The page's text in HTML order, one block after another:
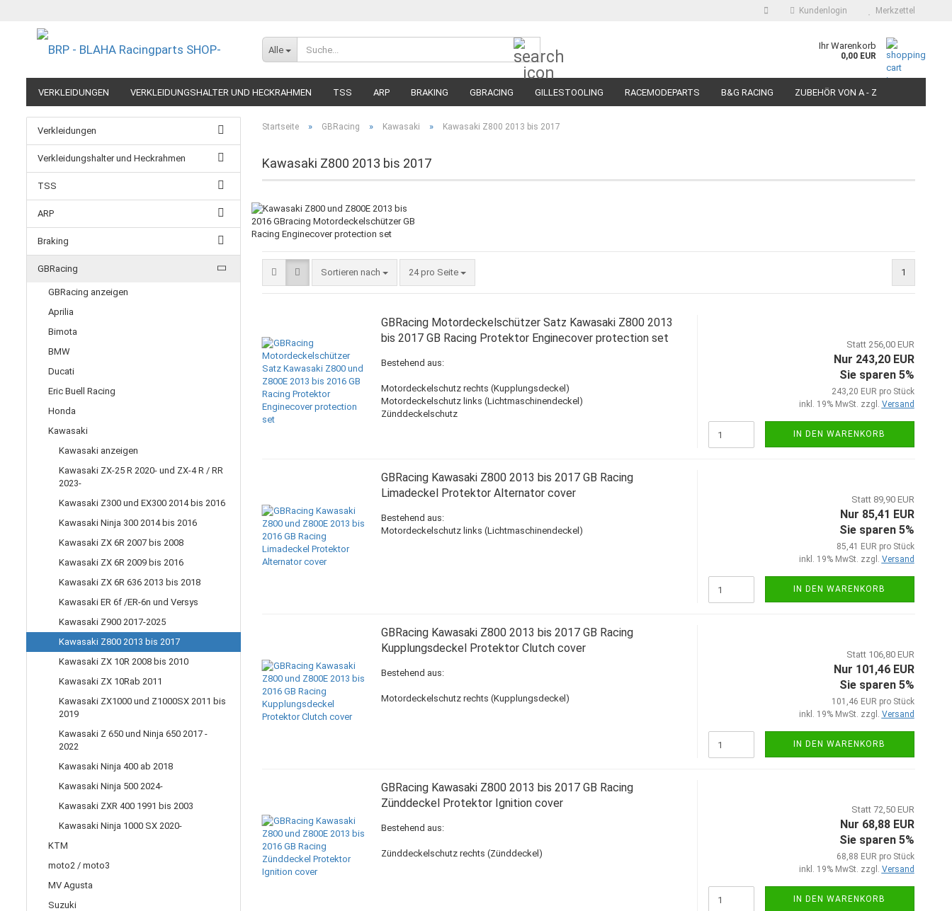
Kundenlogin Merkzettel
Alle Ihr Warenkorb
0,00 EUR
VERKLEIDUNGEN VERKLEIDUNGSHALTER UND HECKRAHMEN TSS ARP BRAKING GBRACING GILLESTOOLING RACEMODEPARTS B&G RACING ZUBEHÖR VON A - Z
EXTREME COMPONENTS FELGEN IM MOTORRADRENNSPORT MEGA SALE RENNREIFEN FÜR MOTORRÄDER
Startseite » GBRacing » Kawasaki » Kawasaki Z800 2013 bis 2017
Kawasaki Z800 2013 bis 2017
Sortieren nach
Sortieren nach 24 pro Seite
pro Seite 1
GBRacing Motordeckelschützer Satz Kawasaki Z800 2013
bis 2017 GB Racing Protektor Enginecover protection set
Bestehend aus:
Motordeckelschutz rechts (Kupplungsdeckel)
Motordeckelschutz links (Lichtmaschinendeckel)
Zünddeckelschutz
Statt 256,00 EUR
Nur 243,20 EUR
Sie sparen 5%
243,20 EUR pro Stück
inkl. 19% MwSt. zzgl. Versand
IN DEN WARENKORB
GBRacing Kawasaki Z800 2013 bis 2017 GB Racing
Limadeckel Protektor Alternator cover
Bestehend aus:
Motordeckelschutz links (Lichtmaschinendeckel)
Statt 89,90 EUR
Nur 85,41 EUR
Sie sparen 5%
85,41 EUR pro Stück
inkl. 19% MwSt. zzgl. Versand
IN DEN WARENKORB
GBRacing Kawasaki Z800 2013 bis 2017 GB Racing
Kupplungsdeckel Protektor Clutch cover
Bestehend aus:
Motordeckelschutz rechts (Kupplungsdeckel)
Statt 106,80 EUR
Nur 101,46 EUR
Sie sparen 5%
101,46 EUR pro Stück
inkl. 19% MwSt. zzgl. Versand
IN DEN WARENKORB
GBRacing Kawasaki Z800 2013 bis 2017 GB Racing
Zünddeckel Protektor Ignition cover
Bestehend aus:
Zünddeckelschutz rechts (Zünddeckel)
Statt 72,50 EUR
Nur 68,88 EUR
Sie sparen 5%
68,88 EUR pro Stück
inkl. 19% MwSt. zzgl. Versand
IN DEN WARENKORB
Verkleidungen
Verkleidungshalter und Heckrahmen
TSS
ARP
Braking
GBRacing
GBRacing anzeigen
Aprilia
Bimota
BMW
Ducati
Eric Buell Racing
Honda
Kawasaki
Kawasaki anzeigen
Kawasaki ZX-25 R 2020- und ZX-4 R / RR
2023-
Kawasaki Z300 und EX300 2014 bis 2016
Kawasaki Ninja 300 2014 bis 2016
Kawasaki ZX 6R 2007 bis 2008
Kawasaki ZX 6R 2009 bis 2016
Kawasaki ZX 6R 636 2013 bis 2018
Kawasaki ER 6f /ER-6n und Versys
Kawasaki Z900 2017-2025
Kawasaki Z800 2013 bis 2017
Kawasaki ZX 10R 2008 bis 2010
Kawasaki ZX 10Rab 2011
Kawasaki ZX1000 und Z1000SX 2011 bis
2019
Kawasaki Z 650 und Ninja 650 2017 -
2022
Kawasaki Ninja 400 ab 2018
Kawasaki Ninja 500 2024-
Kawasaki ZXR 400 1991 bis 2003
Kawasaki Ninja 1000 SX 2020-
KTM
moto2 / moto3
MV Agusta
Suzuki